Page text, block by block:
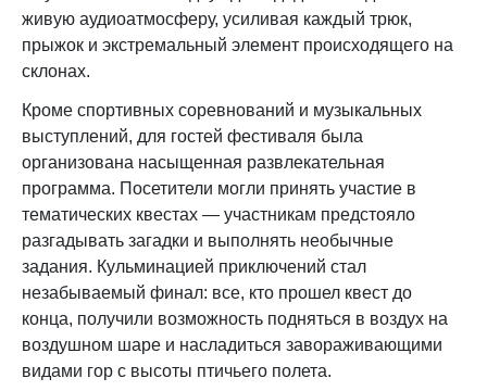
живую аудиоатмосферу, усиливая каждый трюк,
прыжок и экстремальный элемент происходящего на
склонах.
Кроме спортивных соревнований и музыкальных
выступлений, для гостей фестиваля была
организована насыщенная развлекательная
программа. Посетители могли принять участие в
тематических квестах — участникам предстояло
разгадывать загадки и выполнять необычные
задания. Кульминацией приключений стал
незабываемый финал: все, кто прошел квест до
конца, получили возможность подняться в воздух на
воздушном шаре и насладиться завораживающими
видами гор с высоты птичьего полета.